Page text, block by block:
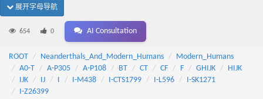
展开字母导航
654 0 AI Consultation
ROOT Neanderthals_And_Modern_Humans
Modern_Humans
A0-T
A-P305 A-P108 BT CT CF F GHIJK
HIJK
IJK
IJ I I-M438 I-CTS1799 I-L596
I-SK1271
I-Z26399